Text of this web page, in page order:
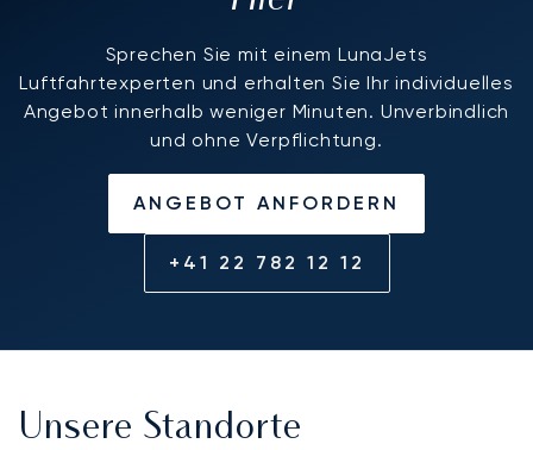
Sprechen Sie mit einem LunaJets
Luftfahrtexperten und erhalten Sie Ihr individuelles
Angebot innerhalb weniger Minuten. Unverbindlich
und ohne Verpflichtung.
ANGEBOT ANFORDERN
+41 22 782 12 12
Unsere Standorte